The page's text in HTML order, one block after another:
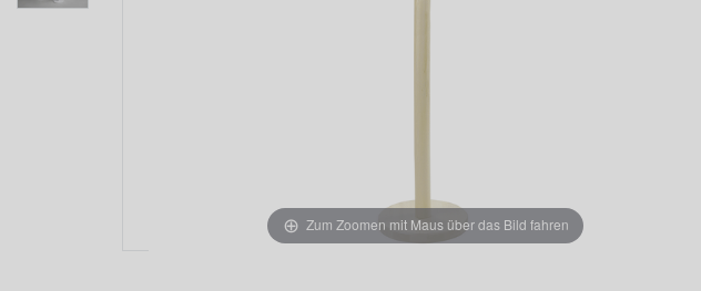
Zum Zoomen mit Maus über das Bild fahren